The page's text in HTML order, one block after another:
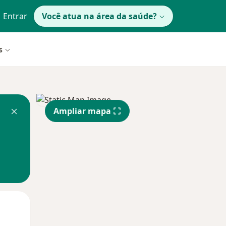
Entrar Você atua na área da saúde?
Ampliar mapa